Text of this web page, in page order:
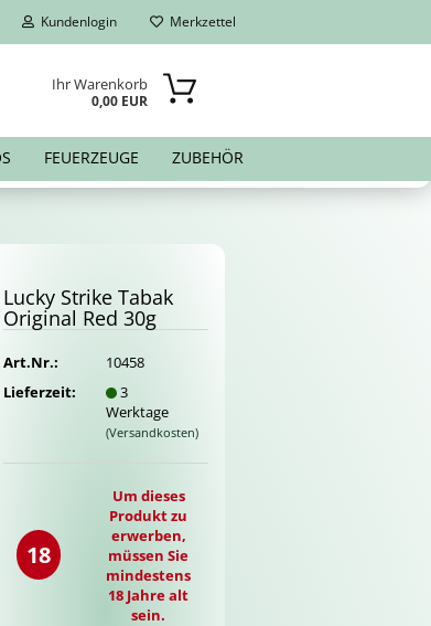
Kundenlogin Merkzettel
Ihr Warenkorb
0,00 EUR
FEUERZEUGE ZUBEHÖR
Lucky Strike Tabak
Ori­gi­nal Red 30g
Art.Nr.:
10458
Lieferzeit:
3
Werktage
(Versandkosten)
18
Um dieses
Produkt zu
erwerben,
müssen Sie
mindestens
18 Jahre alt
sein.